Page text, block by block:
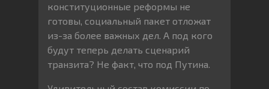
конституционные реформы не
готовы, социальный пакет отложат
из-за более важных дел. А под кого
будут теперь делать сценарий
транзита? Не факт, что под Путина.